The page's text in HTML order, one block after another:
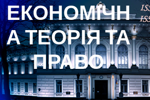
Skip
to
content
ЕКОНОМІЧН
А ТЕОРІЯ ТА
ПРАВО